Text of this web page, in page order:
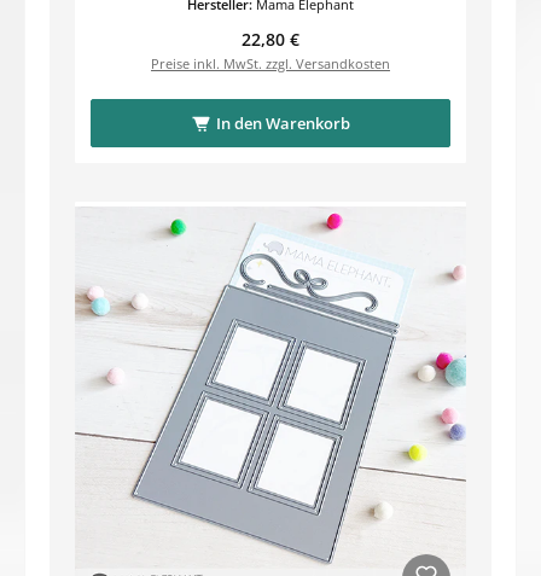
Hersteller: Mama Elephant
Regulärer Preis:
22,80 €
Preise inkl. MwSt. zzgl. Versandkosten
In den Warenkorb